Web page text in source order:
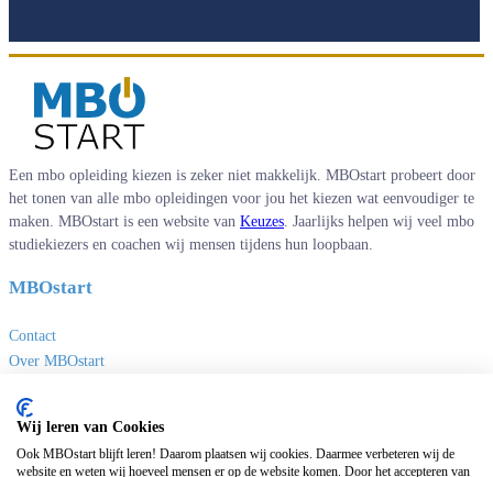
Een mbo opleiding kiezen is zeker niet makkelijk. MBOstart probeert door
het tonen van alle mbo opleidingen voor jou het kiezen wat eenvoudiger te
maken. MBOstart is een website van Keuzes . Jaarlijks helpen wij veel mbo
studiekiezers en coachen wij mensen tijdens hun loopbaan.
MBOstart
Contact
Over MBOstart
Disclaimer en privacy
MBO links
Wij leren van Cookies
Ook MBOstart blijft leren! Daarom plaatsen wij cookies. Daarmee verbeteren wij de
website en weten wij hoeveel mensen er op de website komen. Door het accepteren van